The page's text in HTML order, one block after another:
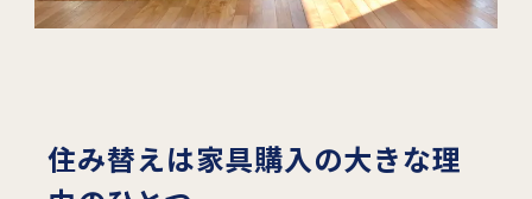
住み替えは家具購入の大きな理